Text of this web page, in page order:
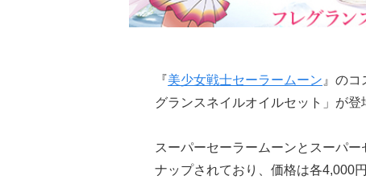
『美少女戦士セーラームーン 』の
グランスネイルオイルセット」が登
スーパーセーラームーンとスーパ
ナップされており、価格は各4,000円